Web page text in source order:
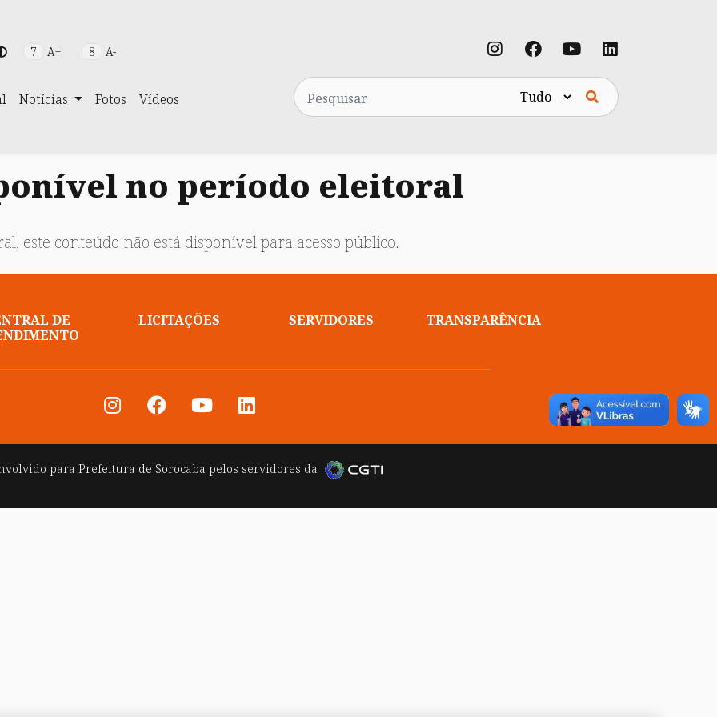
7 A+ 8 A-
Notícias Fotos Vídeos
Pesquisa
no período eleitoral
este conteúdo não está disponível para acesso público.
DE
LICITAÇÕES SERVIDORES TRANSPARÊNCIA
paraPrefeitura de Sorocaba pelos servidores da